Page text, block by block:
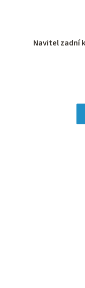
Navitel zadní